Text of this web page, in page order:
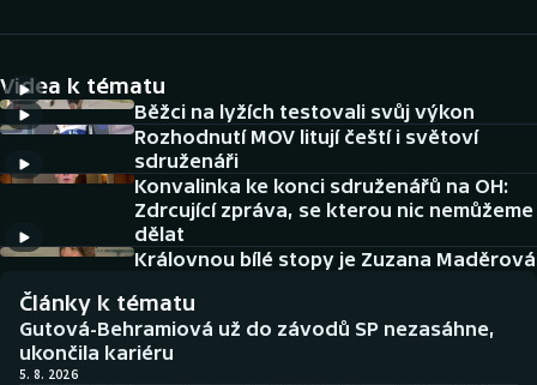
DALŠÍ SPORTY
Americký fotbal
Baseball a softbal
Biatlon
NEPŘEHLÉDNĚTE
Aplikace ČT sport
Videa k tématu
Běžci na lyžích testovali svůj výkon
Rozhodnutí MOV litují čeští i světoví
sdruženáři
Konvalinka ke konci sdruženářů na OH:
Zdrcující zpráva, se kterou nic nemůžeme
dělat
Královnou bílé stopy je Zuzana Maděrová
Články k tématu
Gutová-Behramiová už do závodů SP nezasáhne,
ukončila kariéru
5. 8. 2026